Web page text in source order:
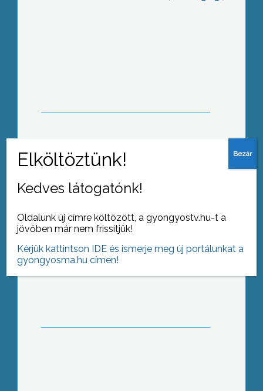
Az 1848-49- es eseményekre
emlékezve tartottak ünnepi műsort a
A hazaszeretetről, összefogásról és
Kedves látogatónk!
Oldalunk új címre költözött, a gyongyostv.hu-t a
jövőben már nem frissítjük!
Kérjük kattintson IDE és ismerje meg új portálunkat a
gyongyosma.hu címen!